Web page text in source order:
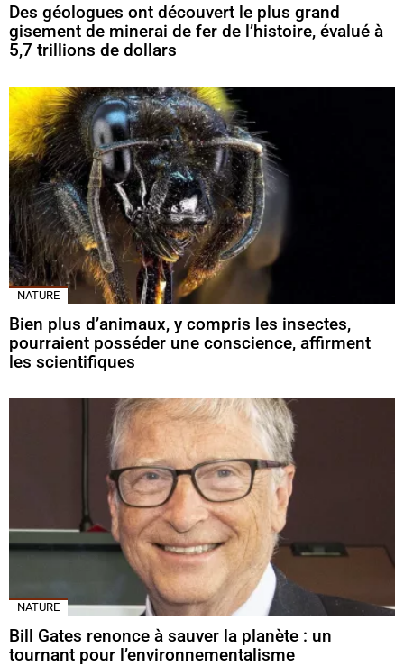
Des géologues ont découvert le plus grand
gisement de minerai de fer de l’histoire, évalué à
5,7 trillions de dollars
NATURE
Bien plus d’animaux, y compris les insectes,
pourraient posséder une conscience, affirment
les scientifiques
NATURE
Bill Gates renonce à sauver la planète : un
tournant pour l’environnementalisme